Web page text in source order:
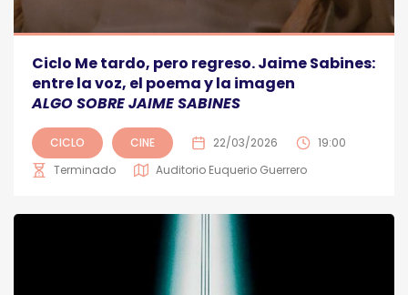
Ciclo Me tardo, pero regreso. Jaime Sabines:
entre la voz, el poema y la imagen
ALGO SOBRE JAIME SABINES
CICLO CINE 22/03/2026
19:00
Terminado
Auditorio Euquerio Guerrero